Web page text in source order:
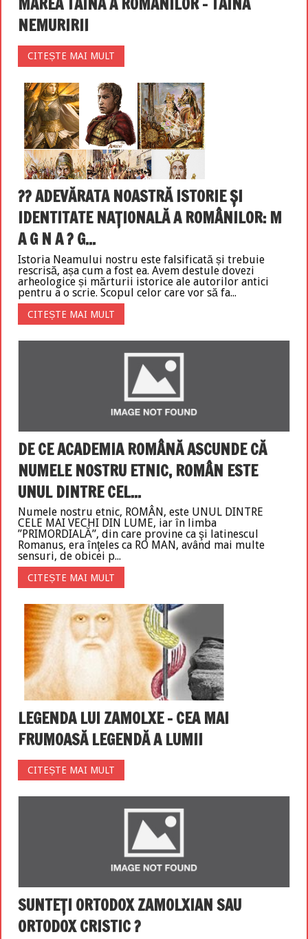
NEMURIRII
CITEȘTE MAI MULT
??️ ADEVĂRATA NOASTRĂ ISTORIE ŞI
IDENTITATE NAŢIONALĂ A ROMÂNILOR: M
A G N A ? G...
Istoria Neamului nostru este falsificată și trebuie
rescrisă, așa cum a fost ea. Avem destule dovezi
arheologice și mărturii istorice ale autorilor antici
pentru a o scrie. Scopul celor care vor să fa...
CITEȘTE MAI MULT
DE CE ACADEMIA ROMÂNĂ ASCUNDE CĂ
NUMELE NOSTRU ETNIC, ROMÂN ESTE
UNUL DINTRE CEL...
Numele nostru etnic, ROMÂN, este UNUL DINTRE
CELE MAI VECHI DIN LUME, iar în limba
”PRIMORDIALĂ”, din care provine ca şi latinescul
Romanus, era înţeles ca RO MAN, având mai multe
sensuri, de obicei p...
CITEȘTE MAI MULT
LEGENDA LUI ZAMOLXE – CEA MAI
FRUMOASĂ LEGENDĂ A LUMII
CITEȘTE MAI MULT
SUNTEȚI ORTODOX ZAMOLXIAN SAU
ORTODOX CRISTIC ?